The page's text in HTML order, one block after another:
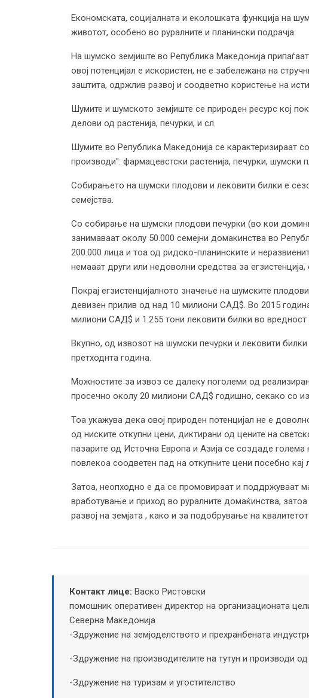
Економската, социјалната и еколошката функција на
животот, особено во руралните и планински подрачја.
На шумско земјиште во Република Македонија
овој потенцијал е искористен, не е забележана на
заштита, одржлив развој и соодветно користење на
Шумите и шумското земјиште се природен ресурс кој
делови од растенија, печурки, и сл.
Шумите во Република Македонија се карактеризираат
производи": фармацевстски растенија, печурки, шумски
Собирањето на шумски плодови и лековити билки е
семејства.
Со собирање на шумски плодови печурки (во кои
занимаваат околу 50.000 семејни домакинства во
200.000 лица и тоа од ридско-планинските и
немааат други или недоволни средства за
Покрај егзистенцијалното значење на шумските
девизен прилив од над 10 милиони САД$. Во 2015
милиони САД$ и 1.255 тони лековити билки во
Вкупно, од извозот на шумски печурки и лековити
претходнта година.
Можностите за извоз се далеку поголеми од
просечно околу 20 милиони САД$ годишно, секако со
Тоа укажува дека овој природен потенцијал не е
од ниските откупни цени, диктирани од цените на
пазарите од Источна Европа и Азија се создаде
повлекоа соодветен пад на откупните цени посебно кај
Затоа, неопходно е да се промовираат и поддржуваат
вработување и приход во руралните домаќинства,
развој на земјата , како и за подобрување на
Контакт лице: Васко Ристовски
помошник оперативен директор на организационата
Северна Македонија
-Здружение на земјоделството и прехранбената
-Здружение на производителите на тутун и производи од
-Здружение на туризам и угостителство